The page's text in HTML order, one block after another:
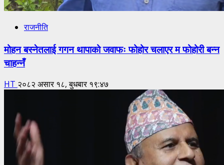
राजनीति
मोहन बस्नेतलाई गगन थापाको जवाफः फोहोर चलाएर म फोहोरी बन्न
चाहन्नँ
HT २०८२ असार १८, बुधबार १९:४७